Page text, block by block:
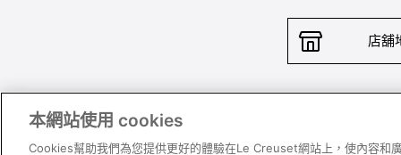
店舖
本網站使用 cookies
Cookies幫助我們為您提供更好的體驗在Le Creuset網站上，使內容和